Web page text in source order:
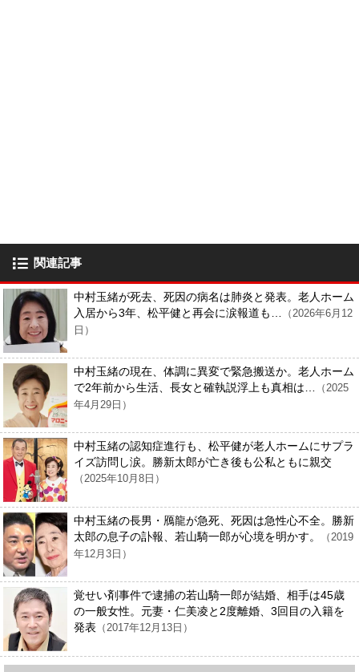
関連記事
中村玉緒が死去、死因の病名は肺炎と発表。老人ホーム
入居から3年、松平健と再会に涙報道も… （2026年6月12
日）
中村玉緒の現在、体調に異変で緊急搬送か。老人ホーム
で2年前から生活、長女と確執説浮上も真相は… （2025
年4月29日）
中村玉緒の認知症進行も、松平健が老人ホームにサプラ
イズ訪問し涙。勝新太郎が亡き後も公私ともに親交
（2025年10月8日）
中村玉緒の長男・鴈龍が急死、死因は急性心不全。勝新
太郎の息子の訃報、若山騎一郎が心境を明かす。
（2019
年12月3日）
覚せい剤事件で逮捕の若山騎一郎が結婚、相手は45歳
の一般女性。元妻・仁美凌と2度離婚、3回目の入籍を
発表 （2017年12月13日）